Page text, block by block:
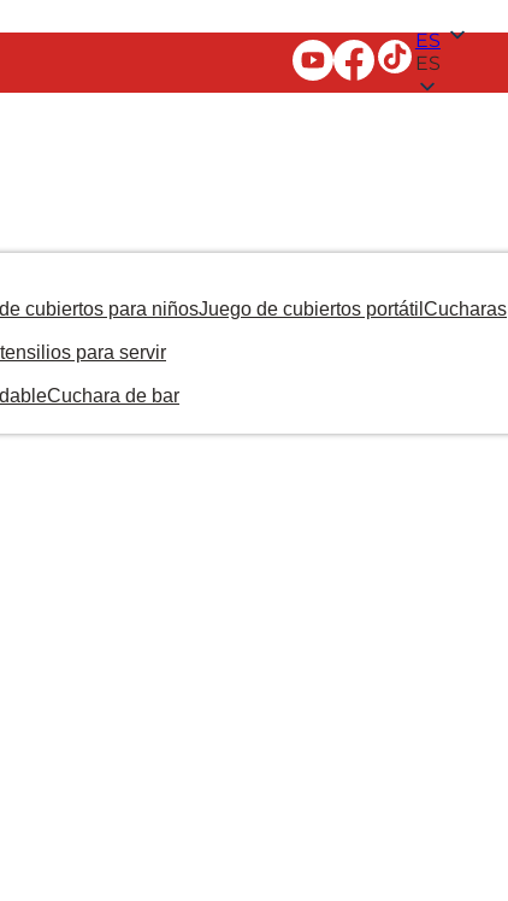
ES
ES
cubiertos para niñosJuego de cubiertos portátil Cucharas
para servir
Cuchara de bar